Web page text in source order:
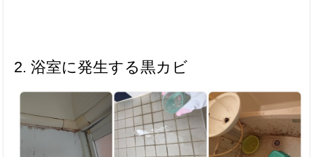
2. 浴室に発生する黒カビ